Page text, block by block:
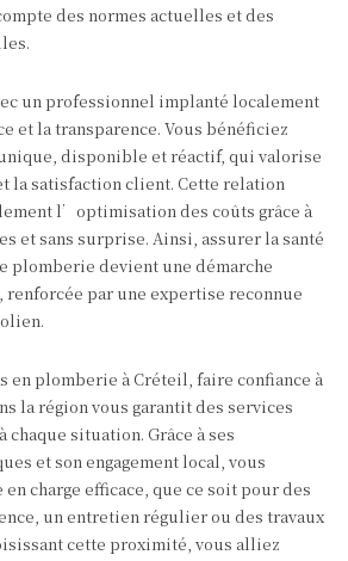
des normes actuelles et des
un professionnel implanté localement
et la transparence. Vous bénéficiez
disponible et réactif, qui valorise
la satisfaction client. Cette relation
l’optimisation des coûts grâce à
et sans surprise. Ainsi, assurer la santé
plomberie devient une démarche
par une expertise reconnue
en plomberie à Créteil, faire confiance à
la région vous garantit des services
chaque situation. Grâce à ses
et son engagement local, vous
charge efficace, que ce soit pour des
un entretien régulier ou des travaux
cette proximité, vous alliez